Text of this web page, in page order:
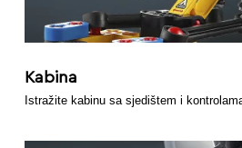
Kabina
Istražite kabinu sa sjedištem i